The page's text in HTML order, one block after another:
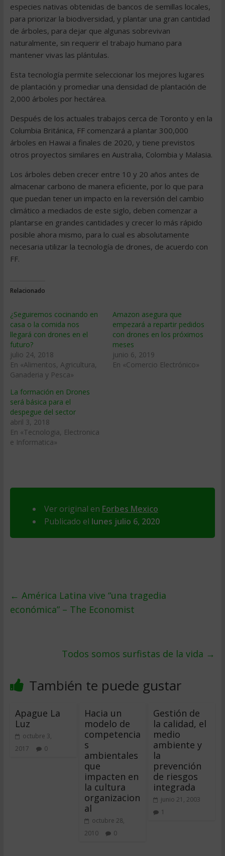
especies nativas obtenidas de bancos de semillas locales,
para priorizar la biodiversidad, y plantar una gran cantidad
de árboles, para dejar que algunas sobrevivan
naturalmente, sin requerir el trabajo humano para
mantener vivas las plántulas.
Esta tecnología permite seleccionar los mejores lugares
de plantación y promediar una densidad de plantación de
2,000 árboles por hectárea.
Después de los actuales trabajos cerca de Toronto y en la
Columbia Británica, FF comenzará a plantar 300,000
árboles en Hawai a finales de 2020, y tiene previstos
otros proyectos similares en Australia, Colombia y Malasia.
Los árboles deben crecer entre 10 y 20 años antes de
almacenar carbono de manera eficiente, por lo que para
que puedan tener un impacto en la reversión del cambio
climático a mediados de este siglo, deben comenzar a
plantarse en grandes cantidades y crecer lo más rápido
posible ahora mismo, para lo cual es absolutamente
necesaria utilizar la tecnología de drones, de acuerdo con
FF.
Relacionado
¿Seguiremos cocinando en
casa o la comida nos
llegará con drones en el
futuro?
julio 24, 2018
En «Alimentos, Agricultura,
Ganaderia y Pesca»
Amazon asegura que
empezará a repartir pedidos
con drones en los próximos
meses
junio 6, 2019
En «Comercio Electrónico»
La formación en Drones
será básica para el
despegue del sector
abril 3, 2018
En «Tecnologia, Electronica
e Informatica»
Ver original en Forbes Mexico
Publicado el lunes julio 6, 2020
← América Latina vive “una tragedia
económica” – The Economist
Todos somos surfistas de la vida →
También te puede gustar
Apague La
Luz
octubre 3,
2017
0
Hacia un
modelo de
competencia
s
ambientales
que
impacten en
la cultura
organizacion
al
octubre 28,
2010
0
Gestión de
la calidad, el
medio
ambiente y
la
prevención
de riesgos
integrada
junio 21, 2003
1